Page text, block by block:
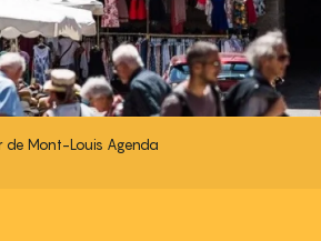
de Mont-Louis Agenda